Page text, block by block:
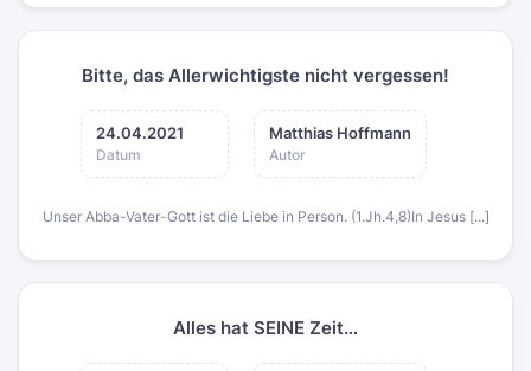
Bitte, das Allerwichtigste nicht vergessen!
24.04.2021
Datum
Matthias Hoffmann
Autor
Unser Abba-Vater-Gott ist die Liebe in Person. (1.Jh.4,8)In Jesus [...]
Alles hat SEINE Zeit…